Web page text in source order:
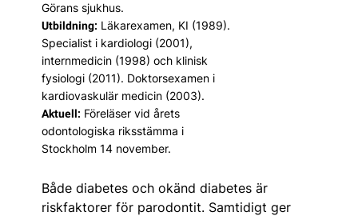
Görans sjukhus.
Utbildning: Läkarexamen, KI (1989).
Specialist i kardiologi (2001),
internmedicin (1998) och klinisk
fysiologi (2011). Doktorsexamen i
kardiovaskulär medicin (2003).
Aktuell: Föreläser vid årets
odontologiska riksstämma i
Stockholm 14 november.
Både diabetes och okänd dia­betes är
riskfaktorer för parodontit. Samtidigt ger